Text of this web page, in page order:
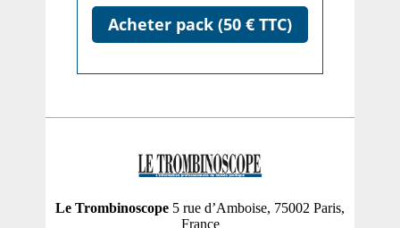
Acheter pack (50 € TTC)
Le Trombinoscope 5 rue d’Amboise, 75002 Paris,
France